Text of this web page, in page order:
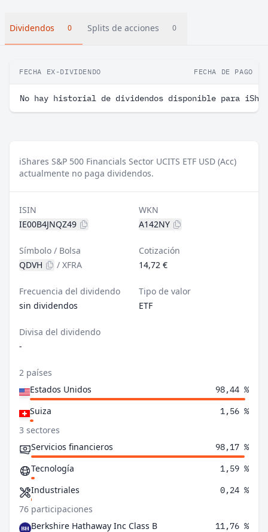
Dividendos 0 Splits de acciones 0
FECHA EX-DIVIDENDO FECHA DE PAGO
No hay historial de dividendos disponible para
iShares S&P 500 Financials Sector UCITS ETF USD (Acc)
actualmente no paga dividendos.
ISIN
IE00B4JNQZ49
WKN
A142NY
Símbolo / Bolsa
QDVH
/ XFRA
Cotización
14,72 €
Frecuencia del dividendo
sin dividendos
Tipo de valor
ETF
Divisa del dividendo
-
2 países
Estados Unidos
98,44 %
Suiza 1,56 %
3 sectores
Servicios financieros
98,17 %
Tecnología 1,59 %
Industriales 0,24 %
76 participaciones
Berkshire Hathaway Inc Class B
11,76 %